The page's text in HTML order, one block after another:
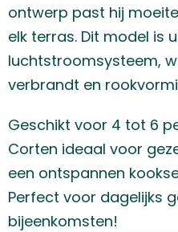
ontwerp past hij
elk terras. Dit model is
luchtstroomsysteem,
verbrandt en
Geschikt voor 4 tot 6
Corten ideaal voor
een ontspannen
Perfect voor dagelijks
bijeenkomsten!